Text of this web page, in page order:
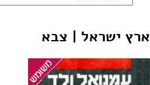
ארץ ישראל | צבא